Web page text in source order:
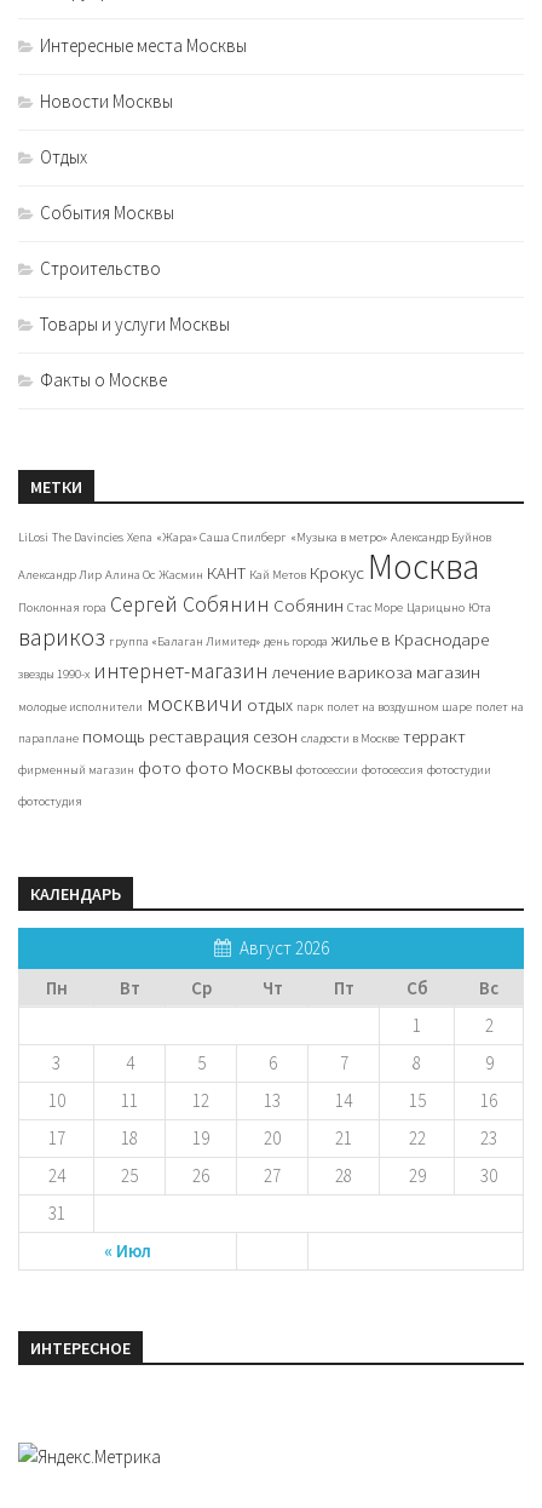
Интересные места Москвы
Новости Москвы
Отдых
События Москвы
Строительство
Товары и услуги Москвы
Факты о Москве
МЕТКИ
LiLosi The Davincies Xena «Жара» Саша Спилберг «Музыка в метро» Александр Буйнов
Александр Лир Алина Ос Жасмин КАНТ Кай Метов Крокус Москва
Поклонная гора Сергей Собянин Собянин Стас Море Царицыно Юта
варикоз группа «Балаган Лимитед» день города жилье в Краснодаре
звезды 1990-х интернет-магазин лечение варикоза магазин
молодые исполнители москвичи отдых парк полет на воздушном шаре полет на
параплане помощь реставрация сезон сладости в Москве терракт
фирменный магазин фото фото Москвы фотосессии фотосессия фотостудии
фотостудия
КАЛЕНДАРЬ
Август 2026
Пн
Вт Ср Чт Пт Сб Вс
« Июл
1
2
3
4 5 6 7 8
9
10
11 12 13 14 15
16
17
18 19 20 21 22
23
24
25 26 27 28 29
30
31
ИНТЕРЕСНОЕ